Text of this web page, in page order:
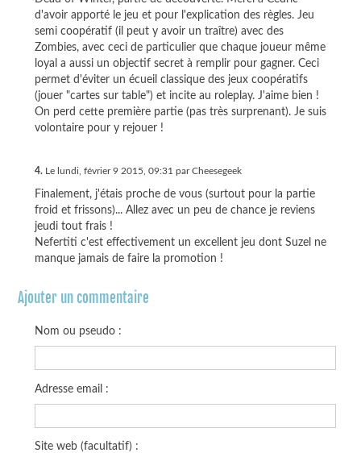
d'avoir apporté le jeu et pour l'explication des règles. Jeu
semi coopératif (il peut y avoir un traître) avec des
Zombies, avec ceci de particulier que chaque joueur même
loyal a aussi un objectif secret à remplir pour gagner. Ceci
permet d'éviter un écueil classique des jeux coopératifs
(jouer "cartes sur table") et incite au roleplay. J'aime bien !
On perd cette première partie (pas très surprenant). Je suis
volontaire pour y rejouer !
4.Le lundi, février 9 2015, 09:31 par Cheesegeek
Finalement, j'étais proche de vous (surtout pour la partie
froid et frissons)... Allez avec un peu de chance je reviens
jeudi tout frais !
Nefertiti c'est effectivement un excellent jeu dont Suzel ne
manque jamais de faire la promotion !
Ajouter un commentaire
Nom ou pseudo :
Adresse email :
Site web (facultatif) :